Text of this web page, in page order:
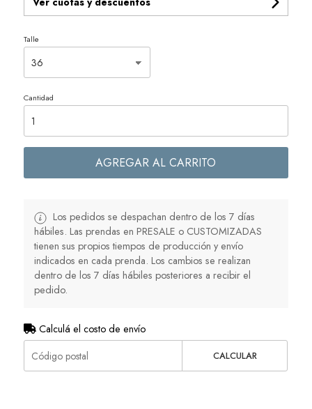
Talle
Cantidad
AGREGAR AL CARRITO
Los pedidos se despachan dentro de los 7 días
hábiles. Las prendas en PRESALE o CUSTOMIZADAS
tienen sus propios tiempos de producción y envío
indicados en cada prenda. Los cambios se realizan
dentro de los 7 días hábiles posteriores a recibir el
pedido.
Calculá el costo de envío
CALCULAR